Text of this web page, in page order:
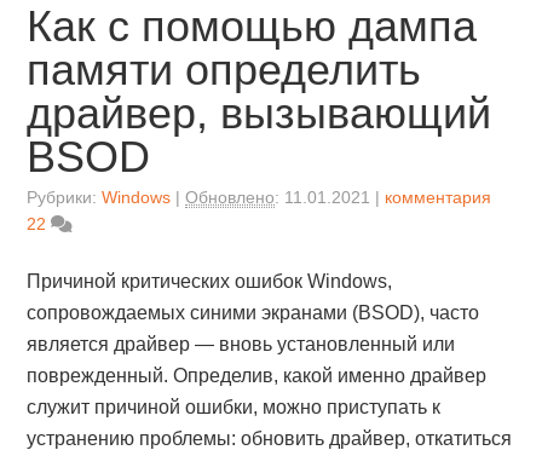
Как с помощью дампа
памяти определить
драйвер, вызывающий
BSOD
Рубрики:Windows Обновлено: 11.01.2021
комментария
22
Причиной критических ошибок Windows,
сопровождаемых синими экранами (BSOD), часто
является драйвер — вновь установленный или
поврежденный. Определив, какой именно драйвер
служит причиной ошибки, можно приступать к
устранению проблемы: обновить драйвер, откатиться